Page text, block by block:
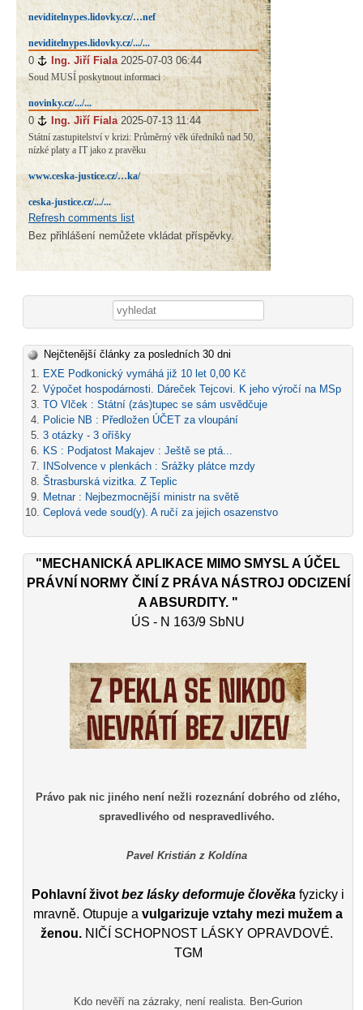
neviditelnypes.lidovky.cz/…nef
neviditelnypes.lidovky.cz/.../...
0 # Ing. Jiří Fiala 2025-07-03 06:44
Soud MUSÍ poskytnout informaci :
novinky.cz/.../...
0 # Ing. Jiří Fiala 2025-07-13 11:44
Státní zastupitelství v krizi: Průměrný věk úředníků nad 50,
nízké platy a IT jako z pravěku
www.ceska-justice.cz/…ka/
ceska-justice.cz/.../...
Refresh comments list
Bez přihlášení nemůžete vkládat příspěvky.
Vyhledávání
Nejčtenější články za posledních 30 dni
EXE Podkonický vymáhá již 10 let 0,00 Kč
Výpočet hospodárnosti. Dáreček Tejcovi. K jeho výročí na MSp
TO Vlček : Státní (zás)tupec se sám usvědčuje
Policie NB : Předložen ÚČET za vloupání
3 otázky - 3 oříšky
KS : Podjatost Makajev : Ještě se ptá...
INSolvence v plenkách : Srážky plátce mzdy
Štrasburská vizitka. Z Teplic
Metnar : Nejbezmocnější ministr na světě
Ceplová vede soud(y). A ručí za jejich osazenstvo
"MECHANICKÁ APLIKACE MIMO SMYSL A ÚČEL
PRÁVNÍ NORMY ČINÍ Z PRÁVA NÁSTROJ ODCIZENÍ
A ABSURDITY. "
ÚS - N 163/9 SbNU
Právo pak nic jiného není nežli rozeznání dobrého od zlého,
spravedlivého od nespravedlivého.
Pavel Kristián z Koldína
Pohlavní život bez lásky deformuje člověka fyzicky i
mravně. Otupuje avulgarizuje vztahy mezi mužem a
ženou. NIČÍ SCHOPNOST LÁSKY OPRAVDOVÉ.
TGM
Kdo nevěří na zázraky, není realista. Ben-Gurion